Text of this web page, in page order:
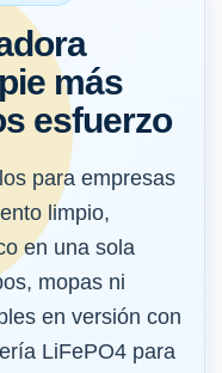
más
esfuerzo
para empresas
limpio,
en una sola
mopas ni
en versión con
LiFePO4 para